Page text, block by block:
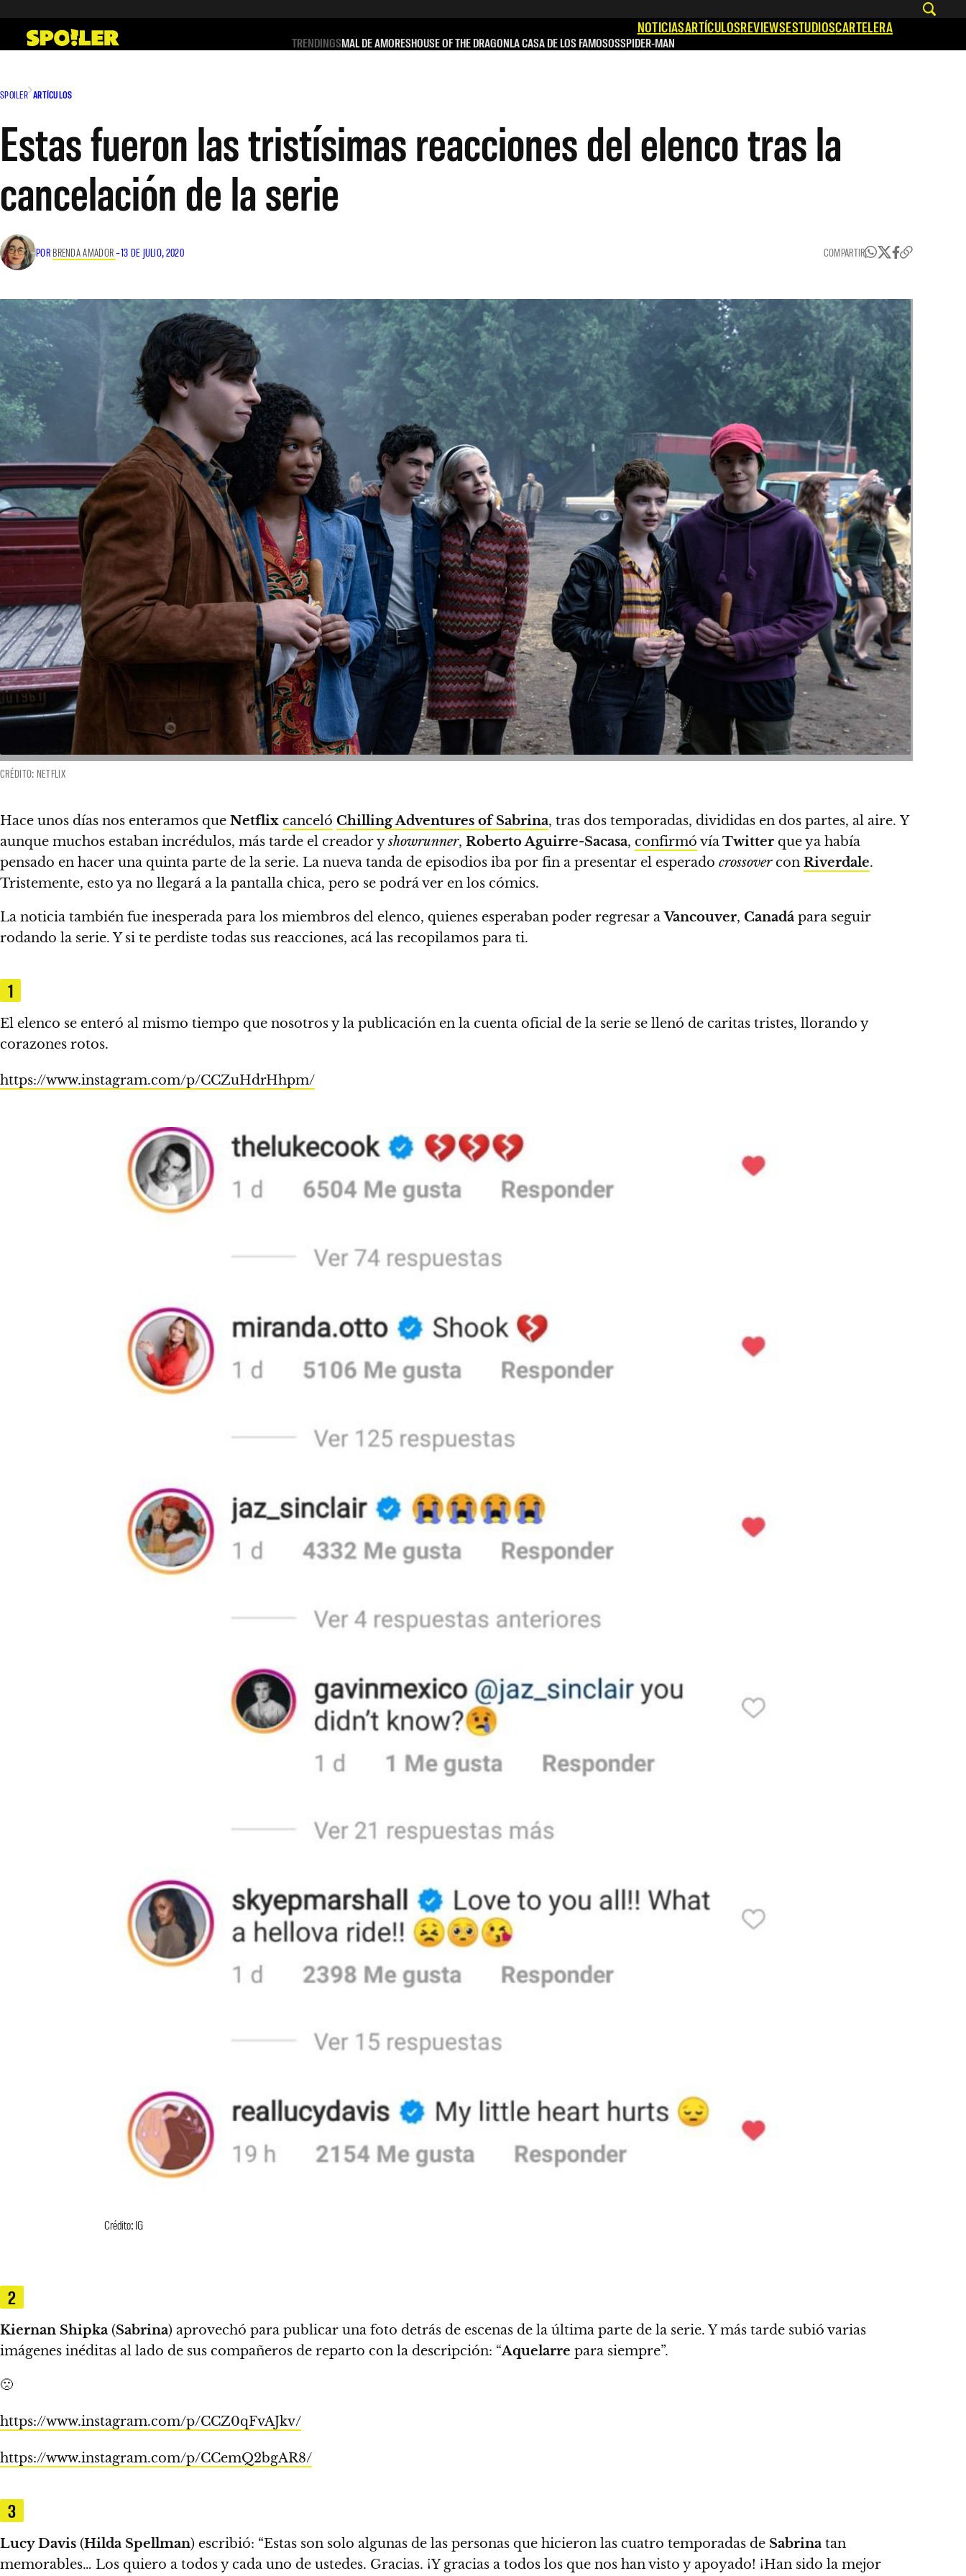
contenido
NOTICIASARTÍCULOSREVIEWSESTUDIOSCARTELERA
TRENDINGSMAL DE AMORESHOUSE OF THE DRAGONLA CASA DE LOS FAMOSOSSPIDER-MAN
SPOILER ARTÍCULOS
Estas fueron las tristísimas reacciones del elenco tras la
cancelación de la serie
POR BRENDA AMADOR–13 DE JULIO, 2020 COMPARTIR
CRÉDITO: NETFLIX
Hace unos días nos enteramos que Netflix canceló Chilling Adventures of Sabrina, tras dos temporadas, divididas en dos partes, al aire. Y
aunque muchos estaban incrédulos, más tarde el creador yshowrunner, Roberto Aguirre-Sacasa, confirmó víaTwitter que ya había
pensado en hacer una quinta parte de la serie. La nueva tanda de episodios iba por fin a presentar el esperado crossovercon Riverdale.
Tristemente, esto ya no llegará a la pantalla chica, pero se podrá ver en los cómics.
La noticia también fue inesperada para los miembros del elenco, quienes esperaban poder regresar aVancouver, Canadá para seguir
rodando la serie. Y si te perdiste todas sus reacciones, acá las recopilamos para ti.
1
El elenco se enteró al mismo tiempo que nosotros yla publicación en la cuenta oficial de la serie se llenó de caritas tristes, llorando y
corazones rotos.
https://www.instagram.com/p/CCZuHdrHhpm/
Crédito: IG
2
Kiernan Shipka (Sabrina) aprovechó para publicar una foto detrás de escenas de la última parte de la serie. Y más tarde subió varias
imágenes inéditas al lado de sus compañeros de reparto con la descripción: “Aquelarre para siempre”.
🙁
https://www.instagram.com/p/CCZ0qFvAJkv/
https://www.instagram.com/p/CCemQ2bgAR8/
3
Lucy Davis (Hilda Spellman) escribió: “Estas son solo algunas de las personas que hicieron las cuatro temporadas de Sabrina tan
memorables… Los quiero a todos y cada uno de ustedes. Gracias. ¡Y gracias a todos los que nos han visto y apoyado! ¡Han sido la mejor